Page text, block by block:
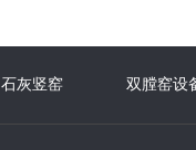
石灰竖窑 双膛窑设